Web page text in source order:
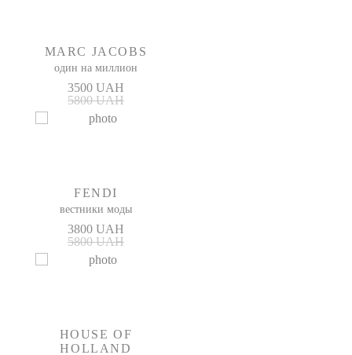
MARC JACOBS
один на миллион
3500 UAH
5800 UAH
FENDI
вестники моды
3800 UAH
5800 UAH
HOUSE OF
HOLLAND